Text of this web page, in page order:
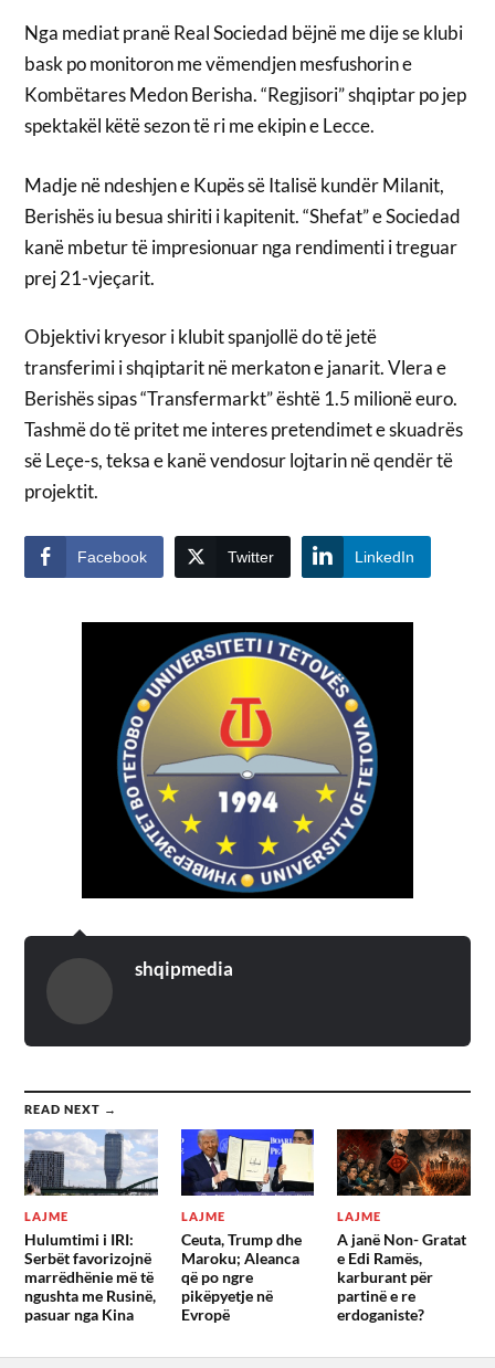
Nga mediat pranë Real Sociedad bëjnë me dije se klubi
bask po monitoron me vëmendjen mesfushorin e
Kombëtares Medon Berisha. “Regjisori” shqiptar po jep
spektakël këtë sezon të ri me ekipin e Lecce.
Madje në ndeshjen e Kupës së Italisë kundër Milanit,
Berishës iu besua shiriti i kapitenit. “Shefat” e Sociedad
kanë mbetur të impresionuar nga rendimenti i treguar
prej 21-vjeçarit.
Objektivi kryesor i klubit spanjollë do të jetë
transferimi i shqiptarit në merkaton e janarit. Vlera e
Berishës sipas “Transfermarkt” është 1.5 milionë euro.
Tashmë do të pritet me interes pretendimet e skuadrës
së Leçe-s, teksa e kanë vendosur lojtarin në qendër të
projektit.
Facebook Twitter LinkedIn
shqipmedia
READ NEXT →
LAJME
Hulumtimi i IRI:
Serbët favorizojnë
marrëdhënie më të
ngushta me Rusinë,
pasuar nga Kina
LAJME
Ceuta, Trump dhe
Maroku; Aleanca
që po ngre
pikëpyetje në
Evropë
LAJME
A janë Non- Gratat
e Edi Ramës,
karburant për
partinë e re
erdoganiste?